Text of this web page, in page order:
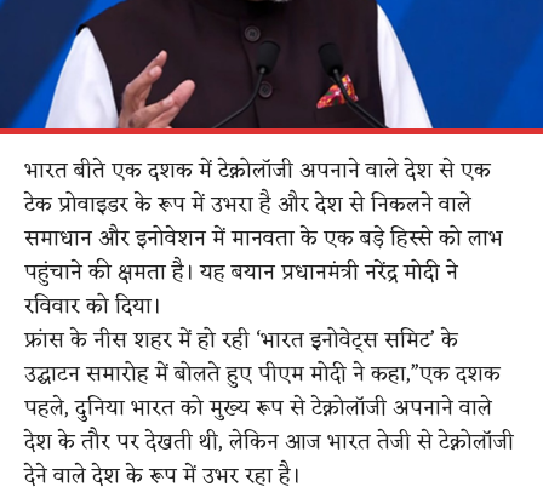
भारत बीते एक दशक में टेक्नोलॉजी अपनाने वाले देश से एक
टेक प्रोवाइडर के रूप में उभरा है और देश से निकलने वाले
समाधान और इनोवेशन में मानवता के एक बड़े हिस्से को लाभ
पहुंचाने की क्षमता है। यह बयान प्रधानमंत्री नरेंद्र मोदी ने
रविवार को दिया।
फ्रांस के नीस शहर में हो रही ‘भारत इनोवेट्स समिट’ के
उद्घाटन समारोह में बोलते हुए पीएम मोदी ने कहा,”एक दशक
पहले, दुनिया भारत को मुख्य रूप से टेक्नोलॉजी अपनाने वाले
देश के तौर पर देखती थी, लेकिन आज भारत तेजी से टेक्नोलॉजी
देने वाले देश के रूप में उभर रहा है।